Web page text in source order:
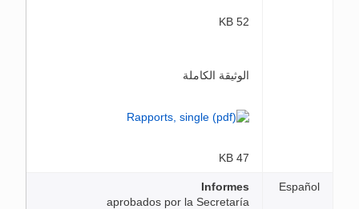
52 KB
الوثيقة الكاملة
47 KB
Español
Informes
aprobados por la Secretaría